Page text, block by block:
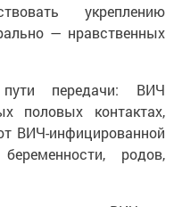
укреплению
— нравственных
передачи: ВИЧ
половых контактах,
ВИЧ-инфицированной
родов,